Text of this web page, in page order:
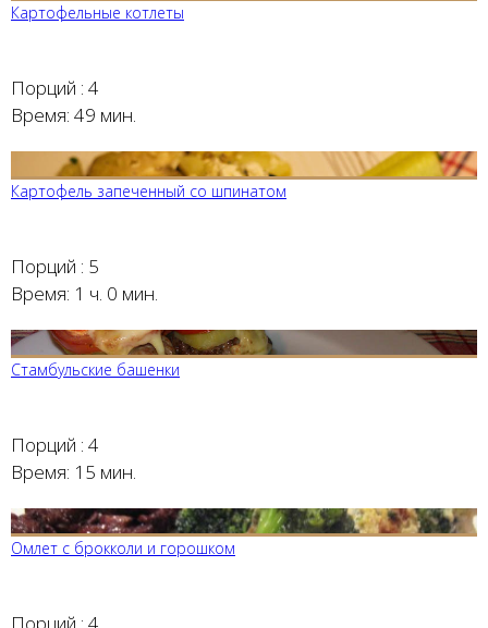
Картофельные котлеты
Порций : 4
Время: 49 мин.
Картофель запеченный со шпинатом
Порций : 5
Время: 1 ч. 0 мин.
Стамбульские башенки
Порций : 4
Время: 15 мин.
Омлет с брокколи и горошком